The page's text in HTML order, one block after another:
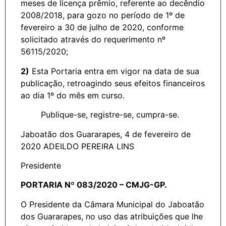
meses de licença prêmio, referente ao decêndio
2008/2018, para gozo no período de 1º de
fevereiro a 30 de julho de 2020, conforme
solicitado através do requerimento nº
56115/2020;
2) Esta Portaria entra em vigor na data de sua
publicação, retroagindo seus efeitos financeiros
ao dia 1º do mês em curso.
Publique-se, registre-se, cumpra-se.
Jaboatão dos Guararapes, 4 de fevereiro de
2020 ADEILDO PEREIRA LINS
Presidente
PORTARIA Nº 083/2020 – CMJG-GP.
O Presidente da Câmara Municipal do Jaboatão
dos Guararapes, no uso das atribuições que lhe